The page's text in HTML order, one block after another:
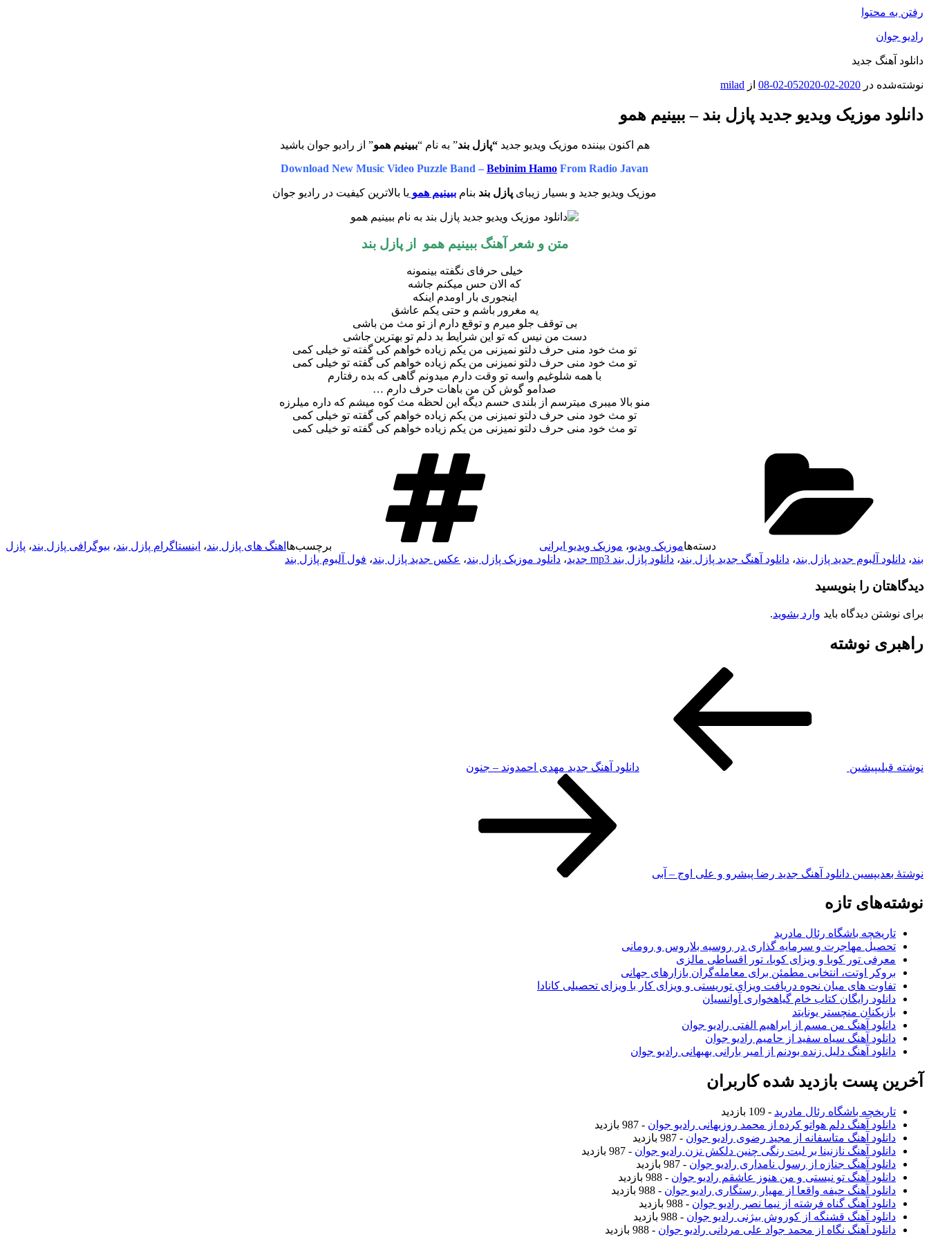
رفتن به محتوا
رادیو جوان
دانلود آهنگ جدید
نوشته‌شده در 2020-02-05
2020-02-08 از milad
دانلود موزیک ویدیو جدید پازل بند – ببینیم همو
هم اکنون بیننده موزیک ویدیو جدید“پازل بند” به نام “ببینیم همو” از رادیو جوان باشید
Download New Music Video Puzzle Band – Bebinim Hamo From Radio Javan
موزیک ویدیو جدید و بسیار زیبای پازل بند بنام ببینیم همو با بالاترین کیفیت در رادیو جوان
متن و شعر آهنگببینیم همو از پازل بند
خیلی حرفای نگفته بینمونه
که الان حس میکنم جاشه
اینجوری بار اومدم اینکه
یه مغرور باشم و حتی یکم عاشق
بی توقف جلو میرم و توقع دارم از تو مث من باشی
دست من نیس که تو این شرایط بد دلم تو بهترین جاشی
تو مث خود منی حرف دلتو نمیزنی من یکم زیاده خواهم کی گفته تو خیلی کمی
تو مث خود منی حرف دلتو نمیزنی من یکم زیاده خواهم کی گفته تو خیلی کمی
با همه شلوغیم واسه تو وقت دارم میدونم گاهی که بده رفتارم
صدامو گوش کن من باهات حرف دارم …
منو بالا میبری میترسم از بلندی حسم دیگه این لحظه مث کوه میشم که داره میلرزه
تو مث خود منی حرف دلتو نمیزنی من یکم زیاده خواهم کی گفته تو خیلی کمی
تو مث خود منی حرف دلتو نمیزنی من یکم زیاده خواهم کی گفته تو خیلی کمی
دسته‌هاموزیک ویدیو، موزیک ویدیو ایرانی برچسب‌ها اهنگ های پازل بند، اینستاگرام پازل بند، بیوگرافی پازل بند، پازل
بند، دانلود آلبوم جدید پازل بند، دانلود آهنگ جدید پازل بند، دانلود پازل بند mp3 جدید ، دانلود موزیک پازل بند، عکس جدید پازل بند، فول آلبوم پازل بند
دیدگاهتان را بنویسید
برای نوشتن دیدگاه باید وارد بشوید.
راهبری نوشته
نوشته قبلیپیشین دانلود آهنگ جدید مهدی احمدوند – جنون
نوشته‌ٔ بعدیپسین دانلود آهنگ جدید رضا پیشرو و علی اوج – آبی
نوشته‌های تازه
تاریخچه باشگاه رئال مادرید
تحصیل مهاجرت و سرمایه گذاری در روسیه بلاروس و رومانی
معرفی تور کوبا و ویزای کوبا، تور اقساطی مالزی
بروکر اوتت، انتخابی مطمئن برای معامله‌گران بازارهای جهانی
تفاوت های میان نحوه دریافت ویزای توریستی و ویزای کار با ویزای تحصیلی کانادا
دانلود رایگان کتاب خام گیاهخواری آوانسیان
بازیکنان منچستر یونایتد
دانلود آهنگ من مسم از ابراهیم الفتی رادیو جوان
دانلود آهنگ سیاه سفید از حامیم رادیو جوان
دانلود آهنگ دلیل زنده بودنم از امیر بارانی بهبهانی رادیو جوان
آخرین پست بازدید شده کاربران
تاریخچه باشگاه رئال مادرید - 109 بازدید
دانلود آهنگ دلم هواتو کرده از محمد روزبهانی رادیو جوان - 987 بازدید
دانلود آهنگ متاسفانه از مجید رضوی رادیو جوان - 987 بازدید
دانلود آهنگ نازنینا بر لبت رنگی چنین دلکش نزن رادیو جوان - 987 بازدید
دانلود آهنگ جنازه از رسول نامداری رادیو جوان - 987 بازدید
دانلود آهنگ تو نیستی و من هنوز عاشقم رادیو جوان - 988 بازدید
دانلود آهنگ حیفه واقعا از مهیار رستگاری رادیو جوان - 988 بازدید
دانلود آهنگ گناه فرشته از نیما نصر رادیو جوان - 988 بازدید
دانلود آهنگ قشنگه از کوروش بیژنی رادیو جوان - 988 بازدید
دانلود آهنگ نگاه از محمد جواد علی مردانی رادیو جوان - 988 بازدید